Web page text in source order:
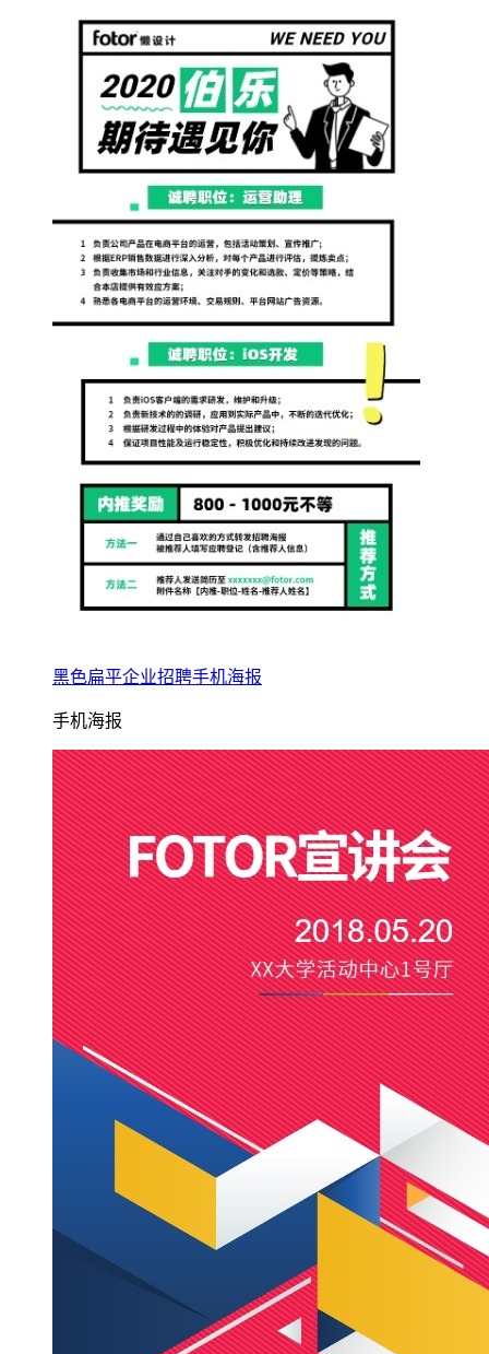
黑色扁平企业招聘手机海报
手机海报